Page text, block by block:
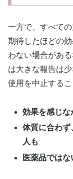
一方で、すべて
期待したほどの
わない場合があ
は大きな報告は
使用を中止するこ
効果を感じな
体質に合わず
人も
医薬品では